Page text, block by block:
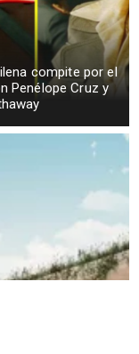
compite por el
Penélope Cruz y